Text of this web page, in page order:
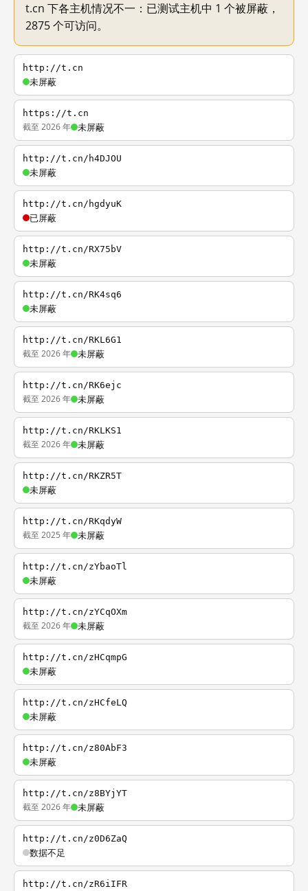
t.cn 下各主机情况不一：已测试主机中 1 个被屏蔽，
2875 个可访问。
http://t.cn
未屏蔽
https://t.cn
截至 2026 年 未屏蔽
http://t.cn/h4DJOU
未屏蔽
http://t.cn/hgdyuK
已屏蔽
http://t.cn/RX75bV
未屏蔽
http://t.cn/RK4sq6
未屏蔽
http://t.cn/RKL6G1
截至 2026 年 未屏蔽
http://t.cn/RK6ejc
截至 2026 年 未屏蔽
http://t.cn/RKLKS1
截至 2026 年 未屏蔽
http://t.cn/RKZR5T
未屏蔽
http://t.cn/RKqdyW
截至 2025 年 未屏蔽
http://t.cn/zYbaoTl
未屏蔽
http://t.cn/zYCqOXm
截至 2026 年 未屏蔽
http://t.cn/zHCqmpG
未屏蔽
http://t.cn/zHCfeLQ
未屏蔽
http://t.cn/z80AbF3
未屏蔽
http://t.cn/z8BYjYT
截至 2026 年 未屏蔽
http://t.cn/z0D6ZaQ
数据不足
http://t.cn/zR6iIFR